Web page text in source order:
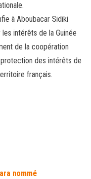
à Aboubacar Sidiki
intérêts de la Guinée
de la coopération
des intérêts de
français.
nommé